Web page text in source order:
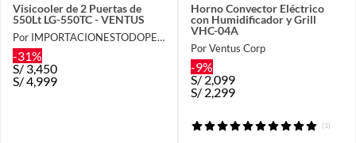
Visicooler de 2 Puertas de
550Lt LG-550TC - VENTUS
Por IMPORTACIONESTODOPERU
-31%
S/3,450
S/4,999
Horno Convector Eléctrico
con Humidificador y Grill
VHC-04A
Por Ventus Corp
-9%
S/2,099
S/ 2,299
(1)